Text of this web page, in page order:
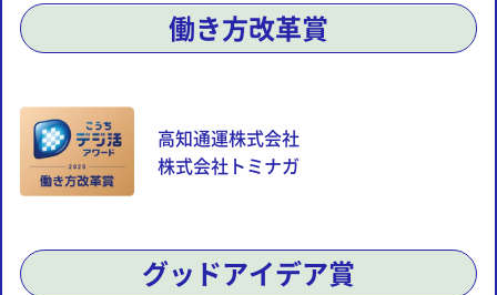
働き方改革賞
高知通運株式会社
株式会社トミナガ
グッドアイデア賞